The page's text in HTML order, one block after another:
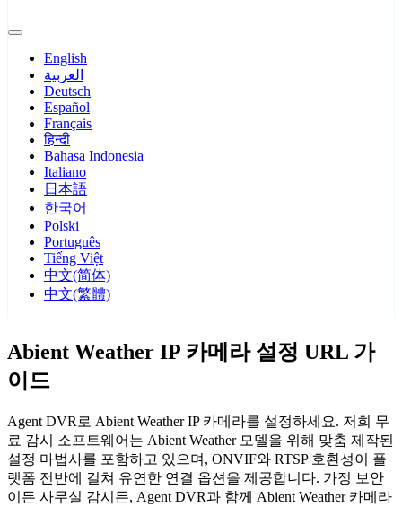
English
العربية
Deutsch
Español
Français
हिन्दी
Bahasa Indonesia
Italiano
日本語
한국어
Polski
Português
Tiếng Việt
中文(简体)
中文(繁體)
Abient Weather IP 카메라 설정 URL 가
이드
Agent DVR로 Abient Weather IP 카메라를 설정하세요. 저희 무
료 감시 소프트웨어는 Abient Weather 모델을 위해 맞춤 제작된
설정 마법사를 포함하고 있으며, ONVIF와 RTSP 호환성이 플
랫폼 전반에 걸쳐 유연한 연결 옵션을 제공합니다. 가정 보안
이든 사무실 감시든, Agent DVR과 함께 Abient Weather 카메라